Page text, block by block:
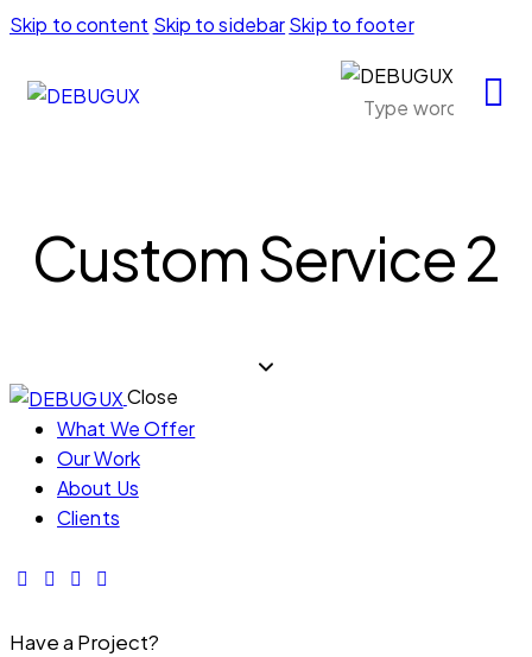
Skip to content Skip to sidebarSkip to footer
Custom Service 2
Close
What We Offer
Our Work
About Us
Clients
Have a Project?